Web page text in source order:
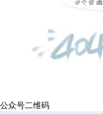
公众号二维码